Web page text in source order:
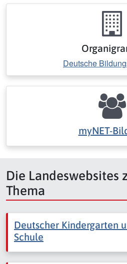
Deutsche
myNET-
Die Landeswebsites
Thema
Deutscher Kindergarten
Schule